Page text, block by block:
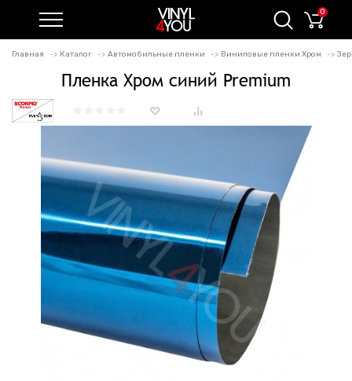
0
Главная Каталог Автомобильные пленки Виниловые пленки Хром
Пленка Хром синий Premium